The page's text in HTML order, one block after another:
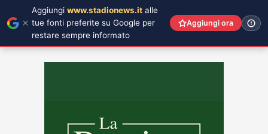
Aggiungi www.stadionews.it alle
tue fonti preferite su Google per
restare sempre informato
Aggiungi ora